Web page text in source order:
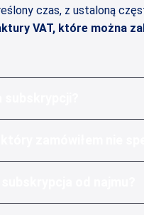
czas, z ustaloną
VAT, które można